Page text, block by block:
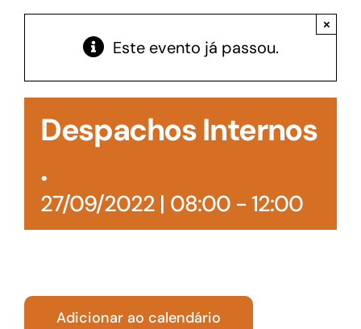
Acesso à Informação
Este evento já passou.
×
Despachos Internos
.
27/09/2022 | 08:00- 12:00
Adicionar ao calendário